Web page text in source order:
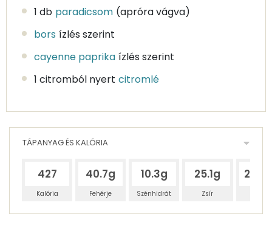
1 db paradicsom (apróra vágva)
bors ízlés szerint
cayenne paprika ízlés szerint
1 citromból nyert citromlé
TÁPANYAG ÉS KALÓRIA
427
Kalória
40.7g
Fehérje
10.3g
Szénhidrát
25.1g
Zsír